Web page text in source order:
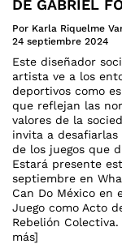
DE GABRIEL
Por Karla Riquelme
24 septiembre 2024
Este diseñador
artista ve a los
deportivos como
que reflejan las
valores de la
invita a desafiarlas
de los juegos que
Estará presente
septiembre en
Can Do México en
Juego como Acto
Rebelión
más]